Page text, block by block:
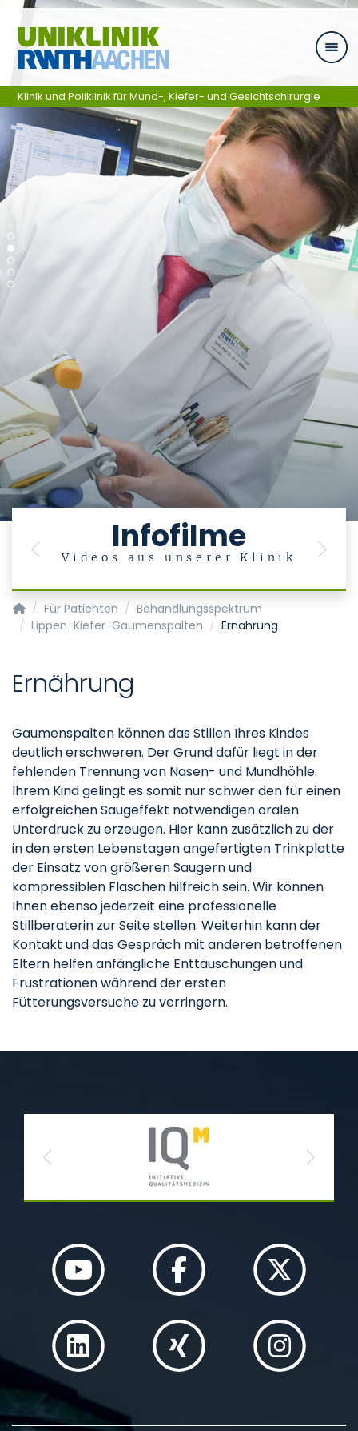
Ga naar navigatie
Infofilme
Videos aus unserer Klinik
Previous Next
Klinik und Poliklinik für Mund-, Kiefer- und Gesichtschirurgie
Klinik und Poliklinik für Mund-, Kiefer- und Gesichtschirurgie
Für Patienten
Behandlungsspektrum
Lippen-Kiefer-Gaumenspalten
Ernährung
Ernährung
Gaumenspalten können das Stillen Ihres Kindes
deutlich erschweren. Der Grund dafür liegt in der
fehlenden Trennung von Nasen- und Mundhöhle.
Ihrem Kind gelingt es somit nur schwer den für einen
erfolgreichen Saugeffekt notwendigen oralen
Unterdruck zu erzeugen. Hier kann zusätzlich zu der
in den ersten Lebenstagen angefertigten Trinkplatte
der Einsatz von größeren Saugern und
kompressiblen Flaschen hilfreich sein. Wir können
Ihnen ebenso jederzeit eine professionelle
Stillberaterin zur Seite stellen. Weiterhin kann der
Kontakt und das Gespräch mit anderen betroffenen
Eltern helfen anfängliche Enttäuschungen und
Frustrationen während der ersten
Fütterungsversuche zu verringern.
Previous Next